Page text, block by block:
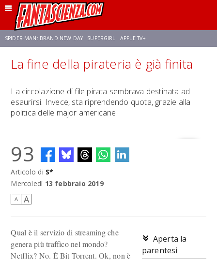
SPIDER-MAN: BRAND NEW DAY SUPERGIRL APPLE TV+
FRANCO RICCIARDIELLO ZENDAYA STAR TREK AVENGERS: DOOMSDAY
NETFLIX SADIE SINK STAR TREK: STRANGE NEW WORLDS
La fine della pirateria è già finita
La circolazione di file pirata sembrava destinata ad
esaurirsi. Invece, sta riprendendo quota, grazie alla
politica delle major americane
93
Articolo di S*
Mercoledì 13 febbraio 2019
A A
Aperta la
parentesi
Qual è il servizio di streaming che
genera più traffico nel mondo?
Netflix? No. È Bit Torrent. Ok, non è